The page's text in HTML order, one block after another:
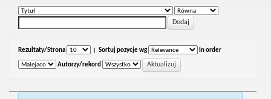
Rezultaty/Strona Sortuj pozycje wg In order
Autorzy/rekord